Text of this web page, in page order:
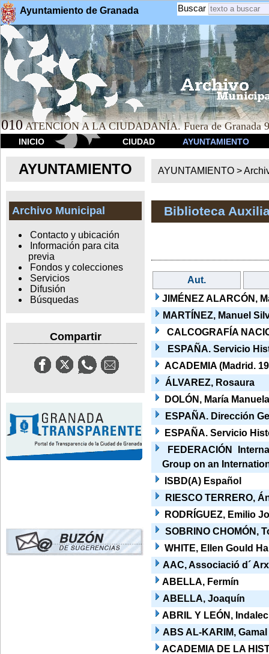
Ayuntamiento de Granada Buscar
010 ATENCION A LA CIUDADANÍA. Fuera de Granada
INICIO CIUDAD AYUNTAMIENTO
AYUNTAMIENTO
Archivo Municipal
Contacto y ubicación
Información para cita
previa
Fondos y colecciones
Servicios
Difusión
Búsquedas
Compartir
AYUNTAMIENTO >
Biblioteca
Aut.
JIMÉNEZ ALARCÓN,
MARTÍNEZ, Manuel
CALCOGRAFÍA
ESPAÑA. Servicio
ACADEMIA (Madrid.
ÁLVAREZ, Rosaura
DOLÓN, María Manuela
ESPAÑA. Dirección
ESPAÑA. Servicio
FEDERACIÓN
Group on an
ISBD(A) Español
RIESCO TERRERO,
RODRÍGUEZ, Emilio
SOBRINO CHOMÓN,
WHITE, Ellen Gould
AAC, Associació d´
ABELLA, Fermín
ABELLA, Joaquín
ABRIL Y LEÓN,
ABS AL-KARIM, Gamal
ACADEMIA DE LA